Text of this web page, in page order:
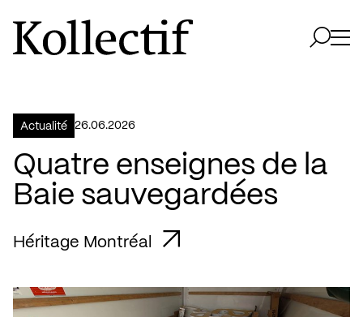
Aller à la page d'accueil
Logo Kollectif
Actualité 26.06.2026
Quatre enseignes de la
Baie sauvegardées
Héritage Montréal